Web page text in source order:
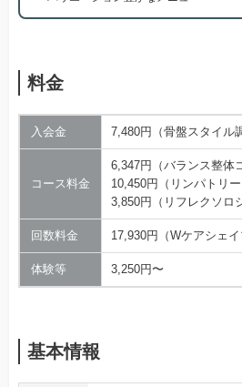
料金
入会金 7,480円（骨盤スタイル
コース料金
6,347円（バランス整体
10,450円（リンパトリー
3,850円（リフレクソロ
回数料金 17,930円（Wケアシェイ
体験等 3,250円〜
基本情報